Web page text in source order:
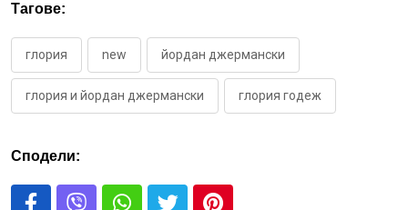
Тагове:
глория new йордан джермански
глория и йордан джермански глория годеж
Сподели: